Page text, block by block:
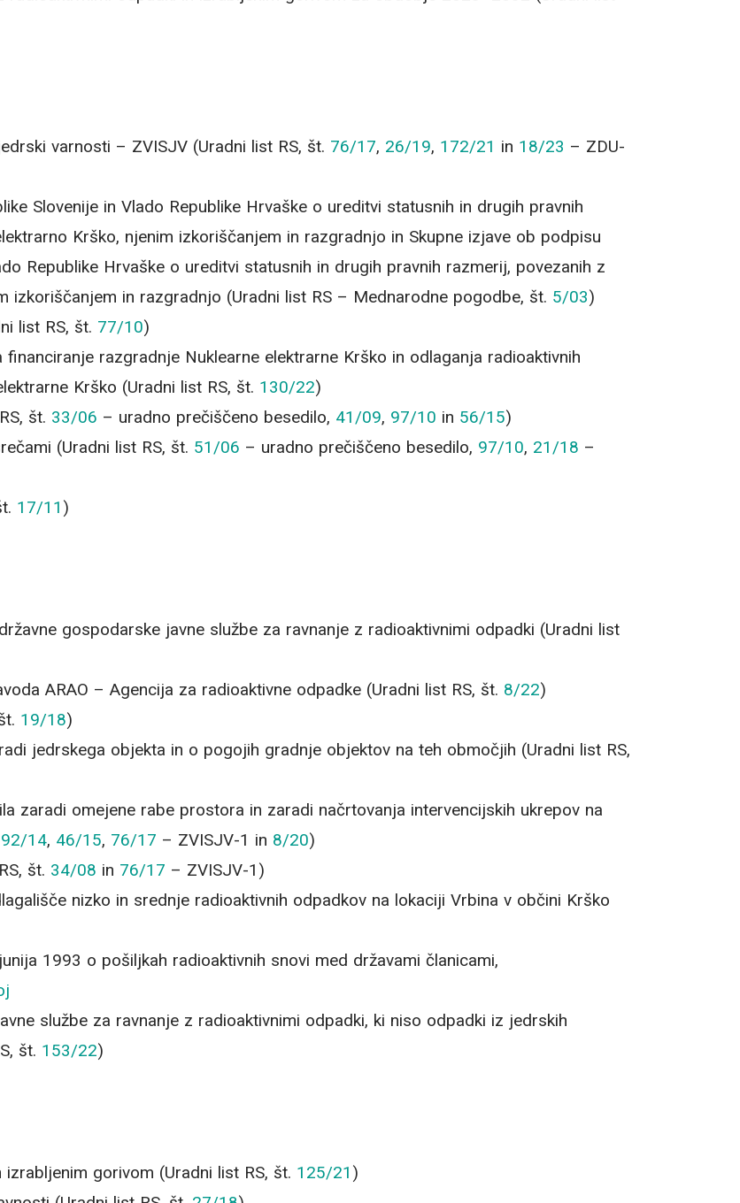
varnosti – ZVISJV (Uradni list RS, št. 76/17, 26/19, 172/21 in 18/23 – ZDU-
Slovenije in Vlado Republike Hrvaške o ureditvi statusnih in drugih pravnih
Krško, njenim izkoriščanjem in razgradnjo in Skupne izjave ob podpisu
Republike Hrvaške o ureditvi statusnih in drugih pravnih razmerij, povezanih z
izkoriščanjem in razgradnjo (Uradni list RS – Mednarodne pogodbe, št. 5/03)
list RS, št. 77/10)
razgradnje Nuklearne elektrarne Krško in odlaganja radioaktivnih
Krško (Uradni list RS, št. 130/22)
št. 33/06 – uradno prečiščeno besedilo, 41/09, 97/10 in 56/15)
(Uradni list RS, št. 51/06 – uradno prečiščeno besedilo, 97/10, 21/18 –
17/11 )
gospodarske javne službe za ravnanje z radioaktivnimi odpadki (Uradni list
ARAO – Agencija za radioaktivne odpadke (Uradni list RS, št. 8/22)
19/18)
jedrskega objekta in o pogojih gradnje objektov na teh območjih (Uradni list RS,
zaradi omejene rabe prostora in zaradi načrtovanja intervencijskih ukrepov na
92/14, 46/15, 76/17 – ZVISJV-1 in 8/20)
št. 34/08 in 76/17 – ZVISJV-1)
nizko in srednje radioaktivnih odpadkov na lokaciji Vrbina v občini Krško
1993 o pošiljkah radioaktivnih snovi med državami članicami,
službe za ravnanje z radioaktivnimi odpadki, ki niso odpadki iz jedrskih
št. 153/22)
gorivom (Uradni list RS, št. 125/21 )